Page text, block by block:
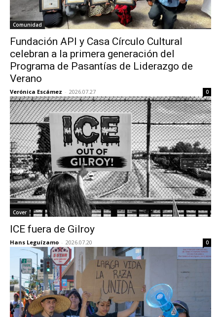
Comunidad
Fundación API y Casa Círculo Cultural
celebran a la primera generación del
Programa de Pasantías de Liderazgo de
Verano
Verónica Escámez - 2026.07.27 0
Cover
ICE fuera de Gilroy
Hans Leguízamo - 2026.07.20 0